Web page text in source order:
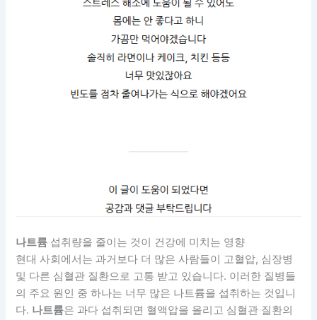
나트륨 섭취량을 줄이는 것이 건강에 미치는 영향
현대 사회에서는 과거보다 더 많은 사람들이 고혈압, 심장병
및 다른 심혈관 질환으로 고통 받고 있습니다. 이러한 질병들
의 주요 원인 중 하나는 너무 많은 나트륨을 섭취하는 것입니
다. 나트륨은 과다 섭취되면 혈액압을 올리고 심혈관 질환의